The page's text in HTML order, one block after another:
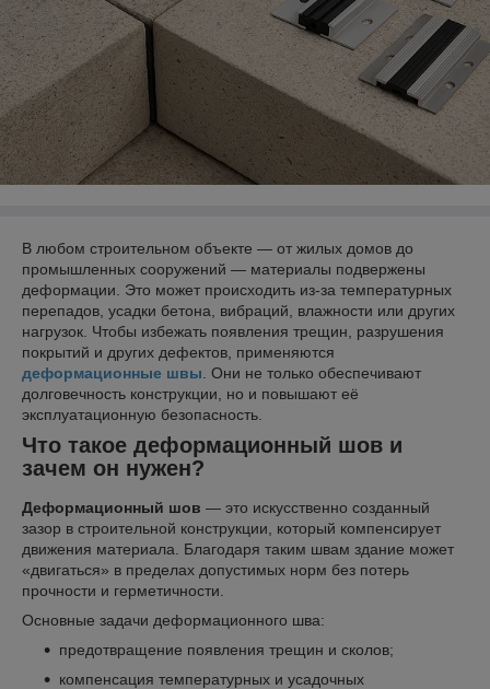
В любом строительном объекте — от жилых домов до
промышленных сооружений — материалы подвержены
деформации. Это может происходить из-за температурных
перепадов, усадки бетона, вибраций, влажности или других
нагрузок. Чтобы избежать появления трещин, разрушения
покрытий и других дефектов, применяются
деформационные швы . Они не только обеспечивают
долговечность конструкции, но и повышают её
эксплуатационную безопасность.
Что такое деформационный шов и
зачем он нужен?
Деформационный шов — это искусственно созданный
зазор в строительной конструкции, который компенсирует
движения материала. Благодаря таким швам здание может
«двигаться» в пределах допустимых норм без потерь
прочности и герметичности.
Основные задачи деформационного шва:
предотвращение появления трещин и сколов;
компенсация температурных и усадочных